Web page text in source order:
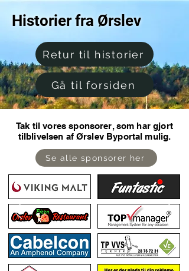
Historier fra Ørslev
Retur til historier
Gå til forsiden
Tak til vores sponsorer, som har gjort
tilblivelsen af Ørslev Byportal mulig.
Se alle sponsorer her